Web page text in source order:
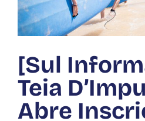
[Sul
Teia
Abre